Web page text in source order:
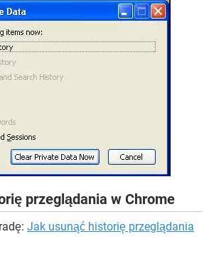
przeglądania w Chrome
Jak usunąć historię przeglądania